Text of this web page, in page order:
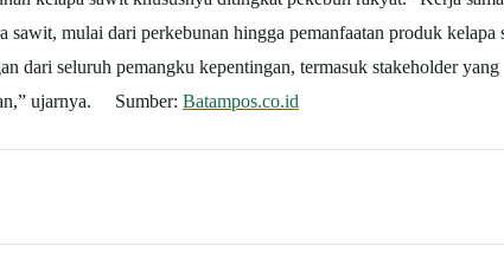
mulai dari perkebunan hingga pemanfaatan produk kelapa
dari seluruh pemangku kepentingan, termasuk stakeholder yang
ujarnya. Sumber: Batampos.co.id